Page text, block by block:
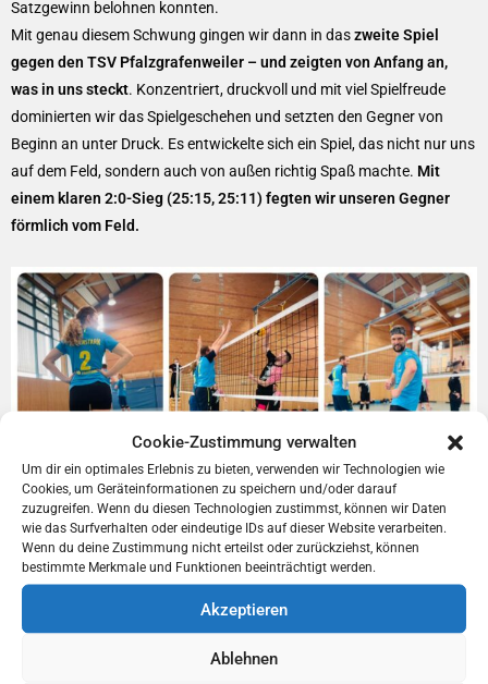
Cookie-Zustimmung verwalten
Um dir ein optimales Erlebnis zu bieten, verwenden wir Technologien wie
Cookies, um Geräteinformationen zu speichern und/oder darauf
zuzugreifen. Wenn du diesen Technologien zustimmst, können wir Daten
wie das Surfverhalten oder eindeutige IDs auf dieser Website verarbeiten.
Wenn du deine Zustimmung nicht erteilst oder zurückziehst, können
bestimmte Merkmale und Funktionen beeinträchtigt werden.
Akzeptieren
Ablehnen
Satzgewinn belohnen konnten.
Mit genau diesem Schwung gingen wir dann in daszweite Spiel
gegen den TSV Pfalzgrafenweiler – und zeigten von Anfang an,
was in uns steckt. Konzentriert, druckvoll und mit viel Spielfreude
dominierten wir das Spielgeschehen und setzten den Gegner von
Beginn an unter Druck. Es entwickelte sich ein Spiel, das nicht nur uns
auf dem Feld, sondern auch von außen richtig Spaß machte. Mit
einem klaren 2:0-Sieg (25:15, 25:11) fegten wir unseren Gegner
förmlich vom Feld.